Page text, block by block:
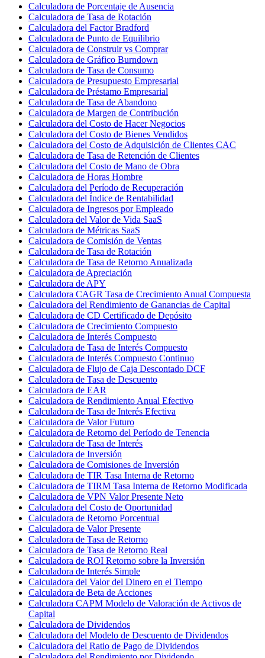
Calculadora de Porcentaje de Ausencia
Calculadora de Tasa de Rotación
Calculadora del Factor Bradford
Calculadora de Punto de Equilibrio
Calculadora de Construir vs Comprar
Calculadora de Gráfico Burndown
Calculadora de Tasa de Consumo
Calculadora de Presupuesto Empresarial
Calculadora de Préstamo Empresarial
Calculadora de Tasa de Abandono
Calculadora de Margen de Contribución
Calculadora del Costo de Hacer Negocios
Calculadora del Costo de Bienes Vendidos
Calculadora del Costo de Adquisición de Clientes CAC
Calculadora de Tasa de Retención de Clientes
Calculadora del Costo de Mano de Obra
Calculadora de Horas Hombre
Calculadora del Período de Recuperación
Calculadora del Índice de Rentabilidad
Calculadora de Ingresos por Empleado
Calculadora del Valor de Vida SaaS
Calculadora de Métricas SaaS
Calculadora de Comisión de Ventas
Calculadora de Tasa de Rotación
Calculadora de Tasa de Retorno Anualizada
Calculadora de Apreciación
Calculadora de APY
Calculadora CAGR Tasa de Crecimiento Anual Compuesta
Calculadora del Rendimiento de Ganancias de Capital
Calculadora de CD Certificado de Depósito
Calculadora de Crecimiento Compuesto
Calculadora de Interés Compuesto
Calculadora de Tasa de Interés Compuesto
Calculadora de Interés Compuesto Continuo
Calculadora de Flujo de Caja Descontado DCF
Calculadora de Tasa de Descuento
Calculadora de EAR
Calculadora de Rendimiento Anual Efectivo
Calculadora de Tasa de Interés Efectiva
Calculadora de Valor Futuro
Calculadora de Retorno del Período de Tenencia
Calculadora de Tasa de Interés
Calculadora de Inversión
Calculadora de Comisiones de Inversión
Calculadora de TIR Tasa Interna de Retorno
Calculadora de TIRM Tasa Interna de Retorno Modificada
Calculadora de VPN Valor Presente Neto
Calculadora del Costo de Oportunidad
Calculadora de Retorno Porcentual
Calculadora de Valor Presente
Calculadora de Tasa de Retorno
Calculadora de Tasa de Retorno Real
Calculadora de ROI Retorno sobre la Inversión
Calculadora de Interés Simple
Calculadora del Valor del Dinero en el Tiempo
Calculadora de Beta de Acciones
Calculadora CAPM Modelo de Valoración de Activos de
Capital
Calculadora de Dividendos
Calculadora del Modelo de Descuento de Dividendos
Calculadora del Ratio de Pago de Dividendos